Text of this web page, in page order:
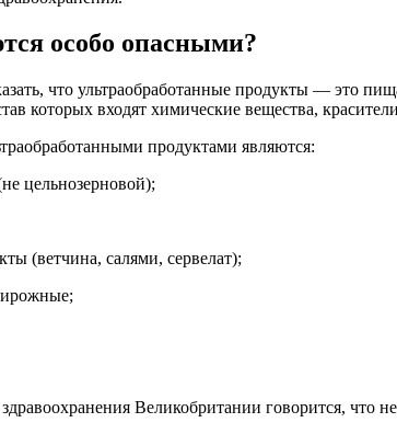
особо опасными?
что ультраобработанные продукты — это
которых входят химические вещества,
продуктами являются:
цельнозерновой);
(ветчина, салями, сервелат);
Великобритании говорится, что